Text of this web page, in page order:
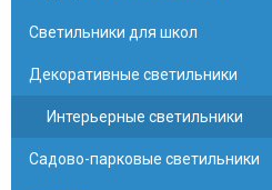
Светильники для школ
Декоративные светильники
Интерьерные светильники
Садово-парковые светильники